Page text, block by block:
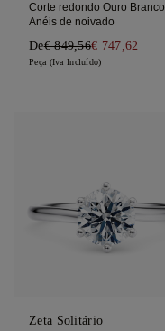
Corte redondo Ouro Branco
Anéis de noivado
De€ 849,56€ 747,62
Peça (Iva Incluído)
Zeta Solitário